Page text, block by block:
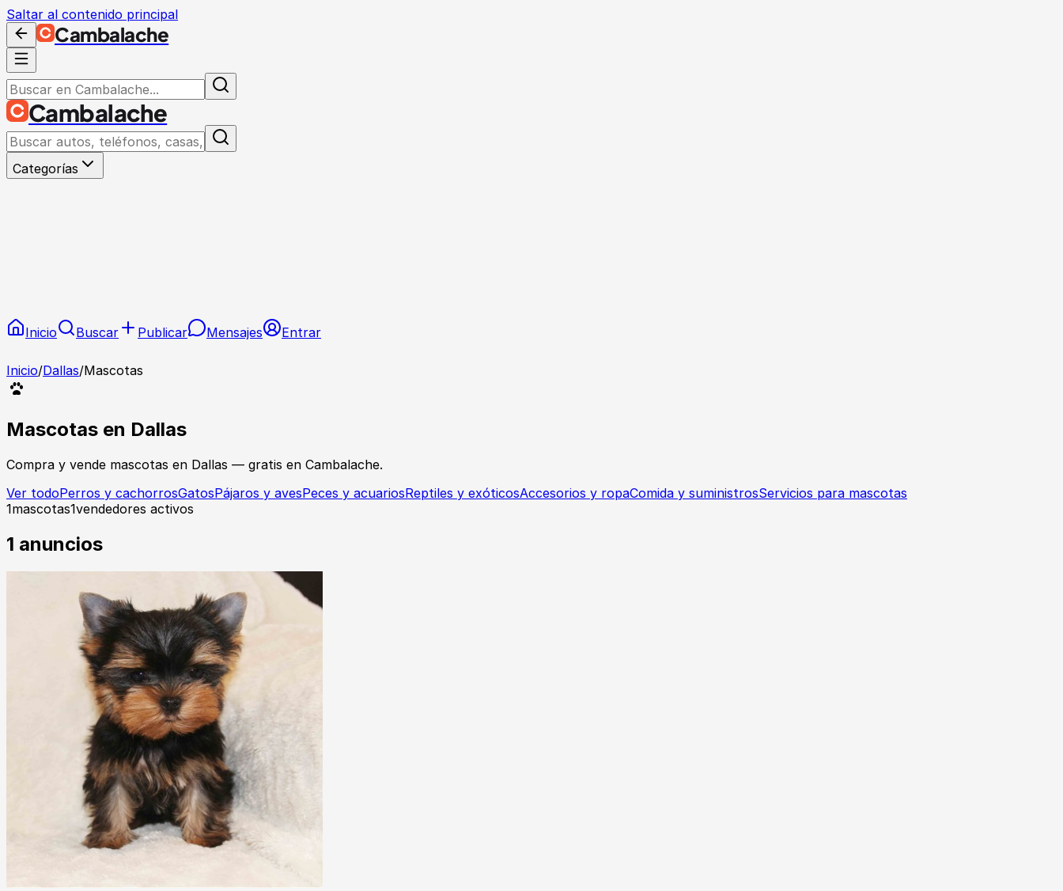
Saltar al contenido principal
Cambalache
Cambalache
Categorías
Inicio Buscar Publicar Mensajes Entrar
Inicio/Dallas/Mascotas
Mascotas en Dallas
Compra y vende mascotas en Dallas — gratis en Cambalache.
Ver todoPerros y cachorrosGatosPájaros y avesPeces y acuariosReptiles y exóticosAccesorios y ropaComida y suministrosServicios para mascotas
1mascotas1vendedores activos
1 anuncios